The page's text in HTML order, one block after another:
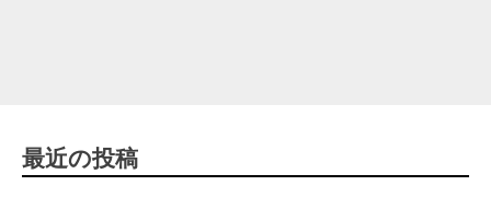
最近の投稿